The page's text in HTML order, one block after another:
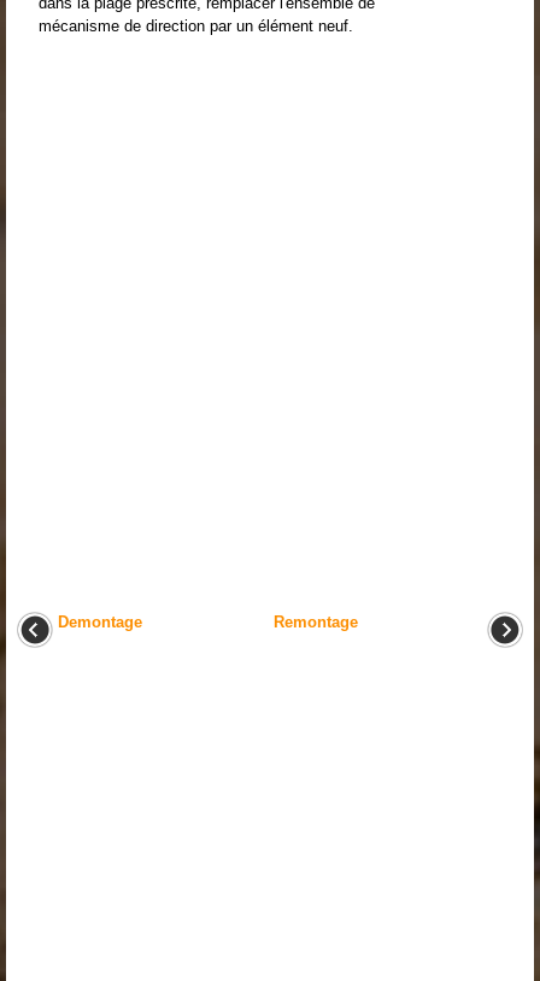
mécanisme de direction par un élément neuf.
Demontage Remontage